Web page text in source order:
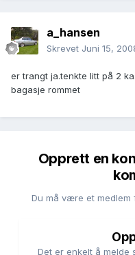
a_hansen
Skrevet Juni 15,
er trangt ja.tenkte litt på 2
bagasje rommet
Opprett en
Du må være et medlem
Det er enkelt å melde